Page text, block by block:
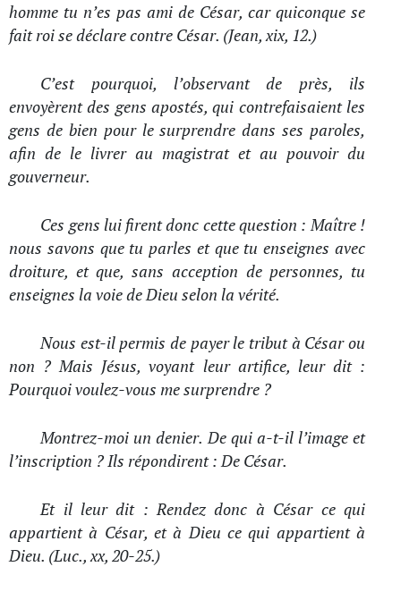
homme tu n’es pas ami de César, car quiconque se
fait roi se déclare contre César. (Jean, xix, 12.)
C’est pourquoi, l’observant de près, ils
envoyèrent des gens apostés, qui contrefaisaient les
gens de bien pour le surprendre dans ses paroles,
afin de le livrer au magistrat et au pouvoir du
gouverneur.
Ces gens lui firent donc cette question : Maître !
nous savons que tu parles et que tu enseignes avec
droiture, et que, sans acception de personnes, tu
enseignes la voie de Dieu selon la vérité.
Nous est-il permis de payer le tribut à César ou
non ? Mais Jésus, voyant leur artifice, leur dit :
Pourquoi voulez-vous me surprendre ?
Montrez-moi un denier. De qui a-t-il l’image et
l’inscription ? Ils répondirent : De César.
Et il leur dit : Rendez donc à César ce qui
appartient à César, et à Dieu ce qui appartient à
Dieu. (Luc., xx, 20-25.)